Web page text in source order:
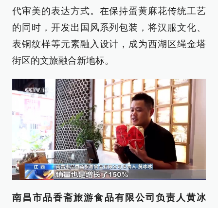
代审美的表达方式。在保持蛋黄麻花传统工艺
的同时，开发出国风系列包装，将汉服文化、
表铜纹样等元素融入设计，成为西湖区绳金塔
街区的文旅融合新地标。
南昌市品香斋旅游食品有限公司负责人黄冰